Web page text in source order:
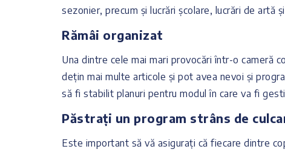
sezonier, precum și lucrări școlare, lucrări de artă
Rămâi organizat
Una dintre cele mai mari provocări într-o cameră
dețin mai multe articole și pot avea nevoi și
să fi stabilit planuri pentru modul în care va fi
Păstrați un program strâns de
Este important să vă asigurați că fiecare dintre